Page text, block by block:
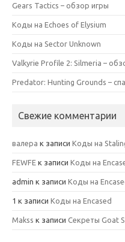
Gears Tactics – обзор игры
Коды на Echoes of Elysium
Коды на Sector Unknown
Valkyrie Profile 2: Silmeria –
Predator: Hunting Grounds –
Свежие комментарии
валера к записи Коды на
FEWFE к записи Коды на
admin к записи Коды на
1 к записи Коды на Encased
Makss к записи Секреты Goat